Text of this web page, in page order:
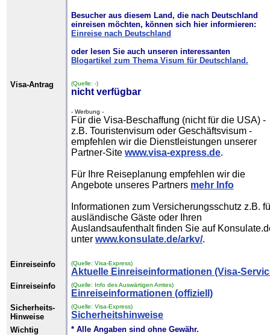
Besucher aus diesem Land, die nach Deutschland
einreisen möchten, können sich hier informieren:
Einreise nach Deutschland
oder lesen Sie auch unseren interessanten
Blogartikel zum Thema Visum für Deutschland.
Visa-Antrag (Quelle: -)
nicht verfügbar
- Werbung -
Für die Visa-Beschaffung (nicht für die USA) -
z.B. Touristenvisum oder Geschäftsvisum -
empfehlen wir die Dienstleistungen unserer
Partner-Site www.visa-express.de.
Für Ihre Reiseplanung empfehlen wir die
Angebote unseres Partners mehr Info
Informationen zum Versicherungsschutz z.B.
ausländische Gäste oder Ihren
Auslandsaufenthalt finden Sie auf
unter www.konsulate.de/arkv/.
Einreiseinfo (Quelle: Visa-Express)
Aktuelle Einreiseinformationen (Visa-
Einreiseinfo (Quelle: Info des Auswärtigen Amtes)
Einreiseinformationen (offiziell)
Sicherheits-
Hinweise
(Quelle: Visa-Express)
Sicherheitshinweise
Wichtig
* Alle Angaben sind ohne Gewähr.